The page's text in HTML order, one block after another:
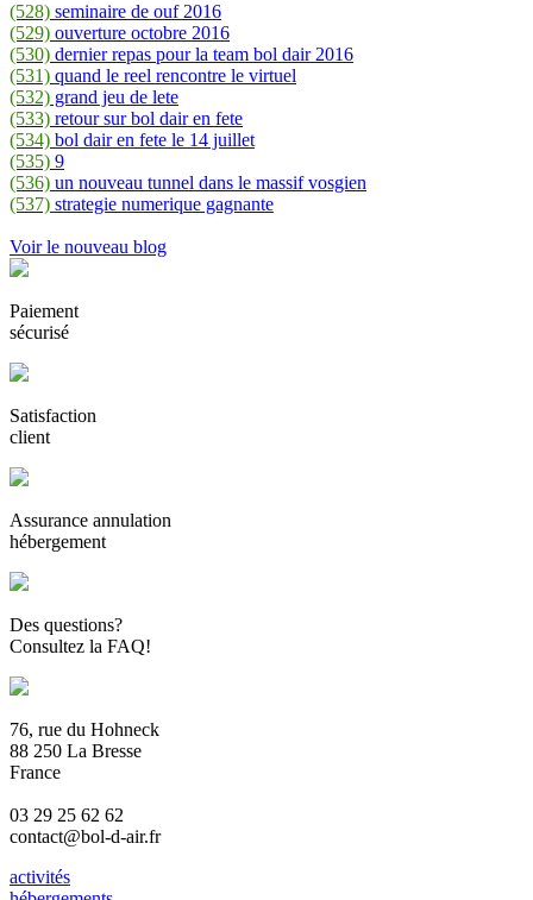
(528) seminaire de ouf 2016
(529) ouverture octobre 2016
(530) dernier repas pour la team bol dair 2016
(531) quand le reel rencontre le virtuel
(532) grand jeu de lete
(533) retour sur bol dair en fete
(534) bol dair en fete le 14 juillet
(535) 9
(536) un nouveau tunnel dans le massif vosgien
(537) strategie numerique gagnante
Voir le nouveau blog
Paiement
sécurisé
Satisfaction
client
Assurance annulation
hébergement
Des questions?
Consultez la FAQ!
76, rue du Hohneck
88 250 La Bresse
France
03 29 25 62 62
contact@bol-d-air.fr
activités